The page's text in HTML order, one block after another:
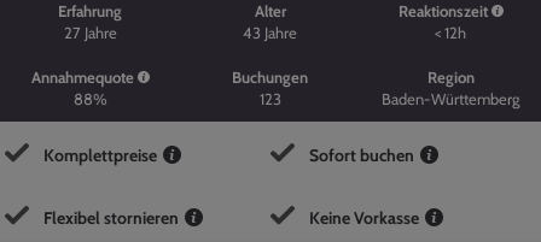
Erfahrung
27 Jahre
Alter
43 Jahre
Reaktionszeit
< 12h
Annahmequote
88%
Buchungen
123
Region
Baden-Württemberg
Komplettpreise Sofort buchen
Flexibel stornieren Keine Vorkasse